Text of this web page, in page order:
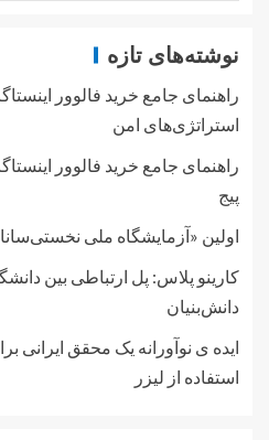
نوشته‌های تازه
راهنمای جامع خرید فالوور
استراتژی‌های امن
راهنمای جامع خرید فالوور
پیج
اولین «آزمایشگاه ملی
کارینو پلاس: پل ارتباطی بین
دانش‌بنیان
ایده ی نوآورانه یک محقق ایرانی
استفاده از لیزر